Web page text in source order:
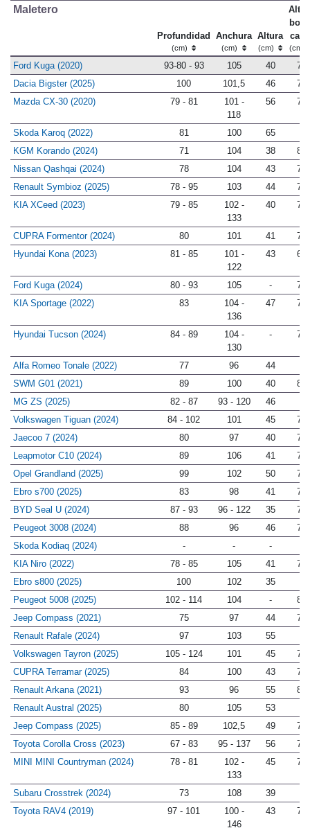
Profundidad
(cm)
Anchura
(cm)
Altura
(cm) (cm)
Ford Kuga (2020) 93-80 - 93 105 40
71
Dacia Bigster (2025)
100 101,5 46
78
101 -
118
Skoda Karoq (2022) 81 100 65
KGM Korando (2024)
71 104 38
83
Nissan Qashqai (2024)
78 104 43
76
Renault Symbioz (2025)
78 - 95 103 44
77
102 -
133
CUPRA Formentor (2024) 80 101 41
75
101 -
122
Ford Kuga (2024) 80 - 93 105 -
71
104 -
136
104 -
130
Alfa Romeo Tonale (2022) 77 96 44
SWM G01 (2021)
89 100 40
81
MG ZS (2025)
82 - 87 93 - 120 46
Volkswagen Tiguan (2024)
84 - 102 101 45
74
Jaecoo 7 (2024)
80 97 40
77
Leapmotor C10 (2024)
89 106 41
78
Opel Grandland (2025)
99 102 50
74
Ebro s700 (2025)
83 98 41
75
BYD Seal U (2024)
87 - 93 96 - 122 35
79
Peugeot 3008 (2024)
88 96 46
78
Skoda Kodiaq (2024)
- - -
KIA Niro (2022)
78 - 85 105 41
77
Ebro s800 (2025)
100 102 35
Peugeot 5008 (2025)
102 - 114 104 -
80
Jeep Compass (2021)
75 97 44
78
Renault Rafale (2024)
97 103 55
Volkswagen Tayron (2025)
105 - 124 101 45
71
CUPRA Terramar (2025)
84 100 43
78
Renault Arkana (2021)
93 96 55
81
Renault Austral (2025)
80 105 53
Jeep Compass (2025)
85 - 89 102,5 49
79
Toyota Corolla Cross (2023)
67 - 83 95 - 137 56
75
102 -
133
Subaru Crosstrek (2024) 73 108 39
100 -